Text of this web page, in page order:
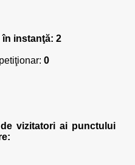
în instanţă: 2
0
vizitatori ai punctului